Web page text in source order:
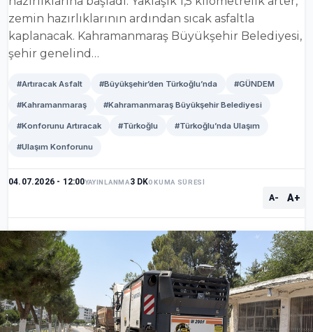
zemin hazırlıklarının ardından sıcak asfaltla
kaplanacak. Kahramanmaraş Büyükşehir Belediyesi,
şehir genelind…
#Artıracak Asfalt #Büyükşehir’den Türkoğlu’nda #GÜNDEM
#Kahramanmaraş #Kahramanmaraş Büyükşehir Belediyesi
#Konforunu Artıracak #Türkoğlu #Türkoğlu’nda Ulaşım
#Ulaşım Konforunu
04.07.2026 - 12:00YAYINLANMA3 DKOKUMA SÜRESİ
A- A+